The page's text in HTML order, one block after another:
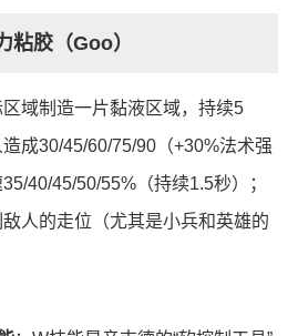
粘胶（Goo）
域制造一片黏液区域，持续5
成30/45/60/75/90（+30%法术强
40/45/50/55%（持续1.5秒）；
人的走位（尤其是小兵和英雄的